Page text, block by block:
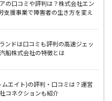
の口コミや評判は？株式会社エン
支援事業で障害者の生き方を変え
ンドは口コミも評判の高速ジェッ
船株式会社の特徴とは
エイト)の評判・口コミは？運営
コネクションも紹介